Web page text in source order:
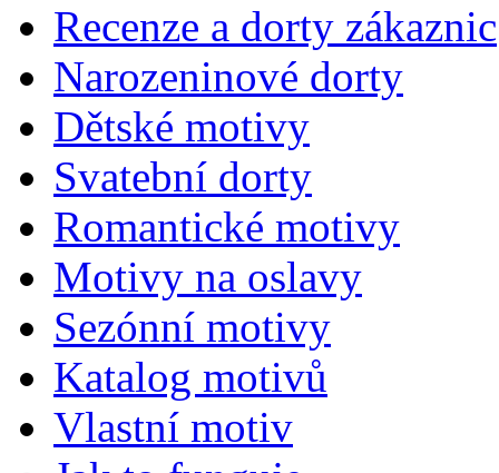
Recenze a dorty zákaznic
Narozeninové dorty
Dětské motivy
Svatební dorty
Romantické motivy
Motivy na oslavy
Sezónní motivy
Katalog motivů
Vlastní motiv